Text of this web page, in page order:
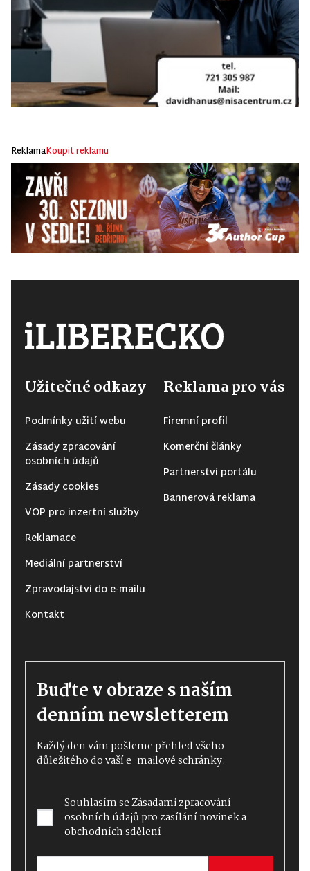
ReklamaKoupit reklamu
Užitečné odkazy
Podmínky užití webu
Zásady zpracování
osobních údajů
Zásady cookies
VOP pro inzertní služby
Reklamace
Mediální partnerství
Zpravodajství do e-mailu
Kontakt
Reklama pro vás
Firemní profil
Komerční články
Partnerství portálu
Bannerová reklama
Buďte v obraze s naším
denním newsletterem
Každý den vám pošleme přehled všeho
důležitého do vaší e-mailové schránky.
Souhlasím seZásadami zpracování
osobních údajůpro zasílání novinek a
obchodních sdělení